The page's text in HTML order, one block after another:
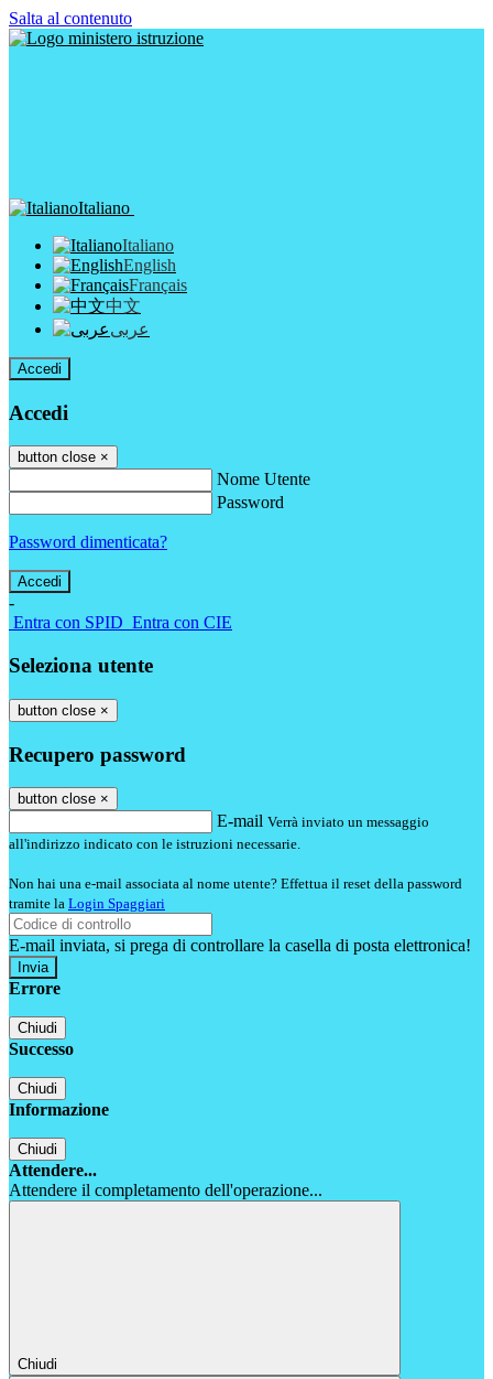
Salta al contenuto
Italiano
Italiano
English
Français
中文
عربى
Accedi
Accedi
button close ×
Nome Utente
Password
Password dimenticata?
-
Entra con SPID Entra con CIE
Seleziona utente
button close ×
Recupero password
button close ×
E-mail Verrà inviato un messaggio
all'indirizzo indicato con le istruzioni necessarie.
Non hai una e-mail associata al nome utente? Effettua il reset della password
tramite la Login Spaggiari
E-mail inviata, si prega di controllare la casella di posta elettronica!
Errore
Chiudi
Successo
Chiudi
Informazione
Chiudi
Attendere...
Attendere il completamento dell'operazione...
Chiudi